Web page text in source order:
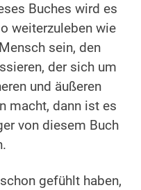
Buches wird es
weiterzuleben wie
sein, den
der sich um
und äußeren
macht, dann ist es
von diesem Buch
gefühlt haben,